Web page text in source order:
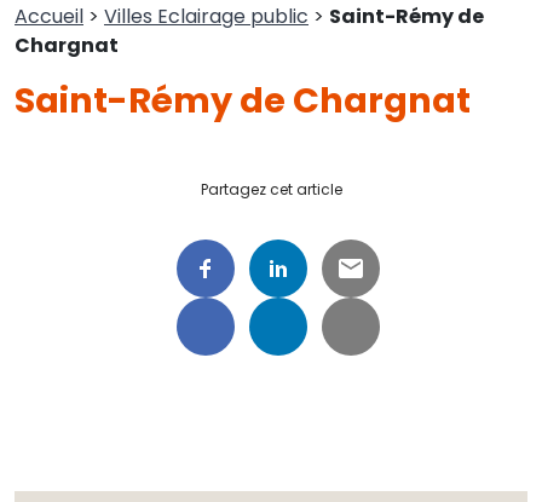
Accueil > Villes Eclairage public > Saint-Rémy de
Chargnat
Saint-Rémy de Chargnat
Partagez cet article